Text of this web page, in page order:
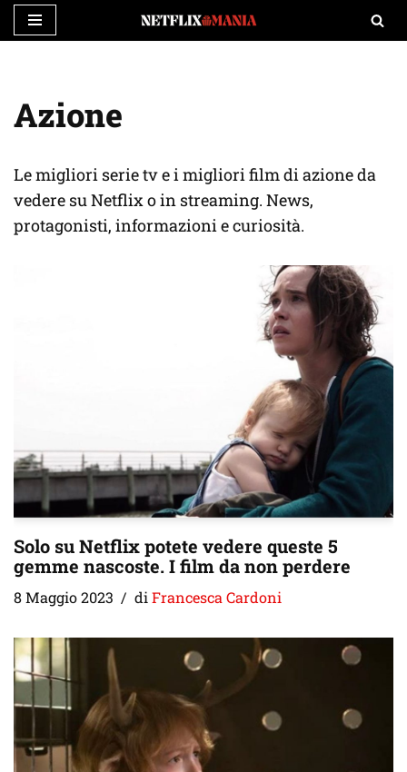
contenuto
Azione
Le migliori serie tv e i migliori film di azione da
vedere su Netflix o in streaming. News,
protagonisti, informazioni e curiosità.
Solo su Netflix potete vedere queste 5
gemme nascoste. I film da non perdere
8 Maggio 2023 diFrancesca Cardoni